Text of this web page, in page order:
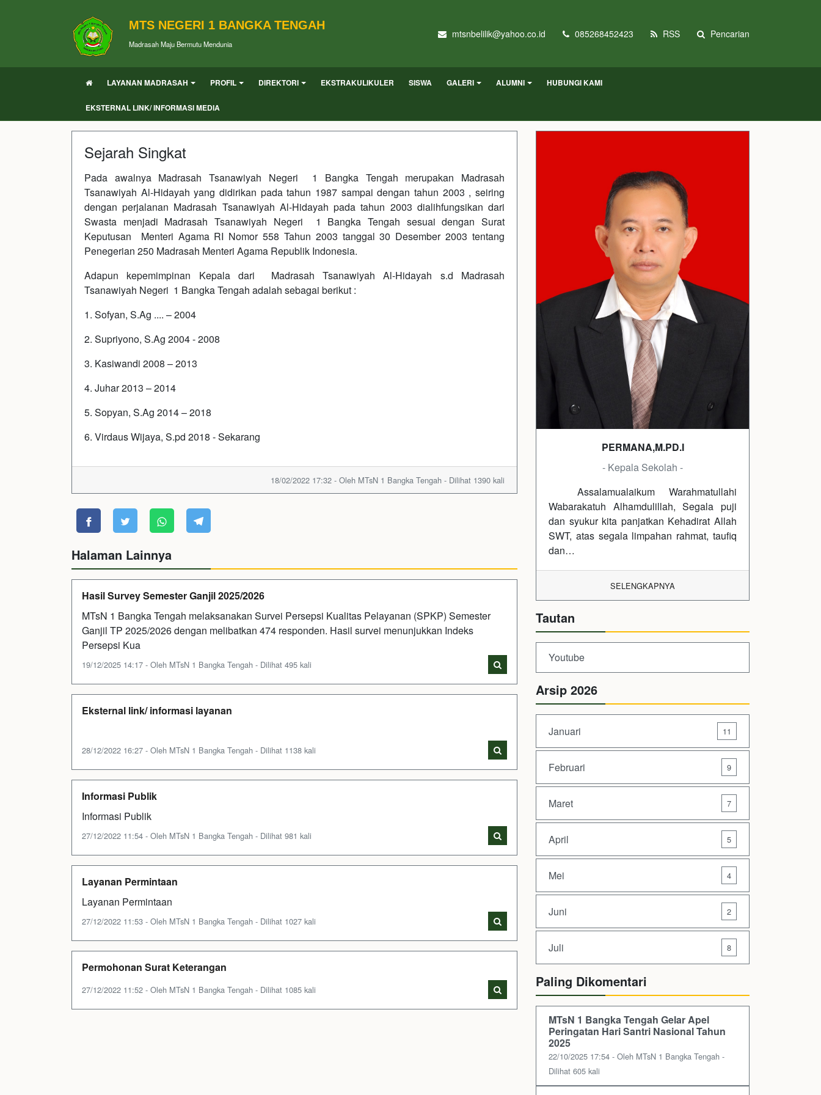
MTS NEGERI 1 BANGKA TENGAH
Madrasah Maju Bermutu Mendunia
mtsnbelilik@yahoo.co.id 085268452423 RSS Pencarian
LAYANAN MADRASAH PROFIL DIREKTORI EKSTRAKULIKULER SISWA GALERI ALUMNI HUBUNGI KAMI
EKSTERNAL LINK/ INFORMASI MEDIA
Sejarah Singkat
Pada awalnya Madrasah Tsanawiyah Negeri 1 Bangka Tengah merupakan Madrasah
Tsanawiyah Al-Hidayah yang didirikan pada tahun 1987 sampai dengan tahun 2003 , seiring
dengan perjalanan Madrasah Tsanawiyah Al-Hidayah pada tahun 2003 dialihfungsikan dari
Swasta menjadi Madrasah Tsanawiyah Negeri 1 Bangka Tengah sesuai dengan Surat
Keputusan Menteri Agama RI Nomor 558 Tahun 2003 tanggal 30 Desember 2003 tentang
Penegerian 250 Madrasah Menteri Agama Republik Indonesia.
Adapun kepemimpinan Kepala dari Madrasah Tsanawiyah Al-Hidayah s.d Madrasah
Tsanawiyah Negeri 1 Bangka Tengah adalah sebagai berikut :
1. Sofyan, S.Ag .... – 2004
2. Supriyono, S.Ag 2004 - 2008
3. Kasiwandi 2008 – 2013
4. Juhar 2013 – 2014
5. Sopyan, S.Ag 2014 – 2018
6. Virdaus Wijaya, S.pd 2018 - Sekarang
18/02/2022 17:32 - Oleh MTsN 1 Bangka Tengah - Dilihat 1390 kali
Halaman Lainnya
Hasil Survey Semester Ganjil 2025/2026
MTsN 1 Bangka Tengah melaksanakan Survei Persepsi Kualitas Pelayanan (SPKP) Semester
Ganjil TP 2025/2026 dengan melibatkan 474 responden. Hasil survei menunjukkan Indeks
Persepsi Kua
19/12/2025 14:17 - Oleh MTsN 1 Bangka Tengah - Dilihat 495 kali
Eksternal link/ informasi layanan
28/12/2022 16:27 - Oleh MTsN 1 Bangka Tengah - Dilihat 1138 kali
Informasi Publik
Informasi Publik
27/12/2022 11:54 - Oleh MTsN 1 Bangka Tengah - Dilihat 981 kali
Layanan Permintaan
Layanan Permintaan
27/12/2022 11:53 - Oleh MTsN 1 Bangka Tengah - Dilihat 1027 kali
Permohonan Surat Keterangan
27/12/2022 11:52 - Oleh MTsN 1 Bangka Tengah - Dilihat 1085 kali
PERMANA,M.PD.I
- Kepala Sekolah -
Assalamualaikum Warahmatullahi
Wabarakatuh Alhamdulillah, Segala puji
dan syukur kita panjatkan Kehadirat Allah
SWT, atas segala limpahan rahmat, taufiq
dan…
SELENGKAPNYA
Tautan
Youtube
Arsip 2026
Januari 11
Februari 9
Maret 7
April 5
Mei 4
Juni 2
Juli 8
Paling Dikomentari
MTsN 1 Bangka Tengah Gelar Apel
Peringatan Hari Santri Nasional Tahun
2025
22/10/2025 17:54 - Oleh MTsN 1 Bangka Tengah -
Dilihat 605 kali